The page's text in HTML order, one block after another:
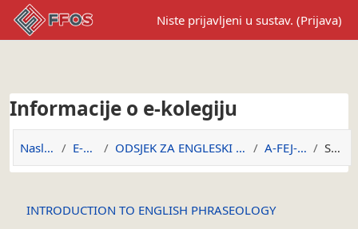
Preskoči na sadržaj
Niste prijavljeni u sustav. (Prijava)
Informacije o e-kolegiju
Naslovnica E-kolegiji ODSJEK ZA ENGLESKI JEZIK I KNJIŽEVNOST A-FEJ-2017/18 Sažetak
INTRODUCTION TO ENGLISH PHRASEOLOGY